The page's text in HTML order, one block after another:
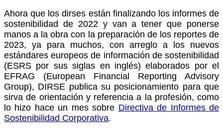
Ahora que los dirses están finalizando los informes de
sostenibilidad de 2022 y van a tener que ponerse
manos a la obra con la preparación de los reportes de
2023, ya para muchos, con arreglo a los nuevos
estándares europeos de información de sostenibilidad
(ESRS por sus siglas en inglés) elaborados por el
EFRAG (European Financial Reporting Advisory
Group), DIRSE publica su posicionamiento para que
sirva de orientación y referencia a la profesión, como
lo hizo hace un mes sobre Directiva de Informes de
Sostenibilidad Corporativa.